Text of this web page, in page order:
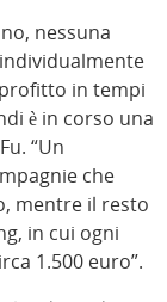
nessuna
in tempi
è in corso una
“Un
che
mentre il resto
in cui ogni
1.500 euro”.